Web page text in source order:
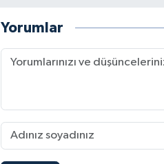
Yorumlar